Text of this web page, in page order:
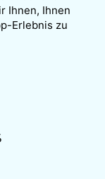
Ihnen, Ihnen
Erlebnis zu